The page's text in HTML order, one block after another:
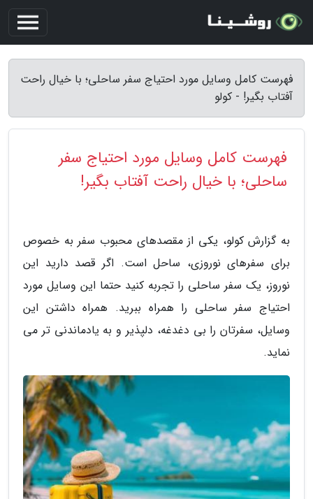
فهرست کامل وسایل مورد احتیاج سفر ساحلی؛ با خیال راحت
آفتاب بگیر! - کولو
فهرست کامل وسایل مورد احتیاج سفر
ساحلی؛ با خیال راحت آفتاب بگیر!
به گزارش کولو، یکی از مقصدهای محبوب سفر به خصوص
برای سفرهای نوروزی، ساحل است. اگر قصد دارید این
نوروز، یک سفر ساحلی را تجربه کنید حتما این وسایل مورد
احتیاج سفر ساحلی را همراه ببرید. همراه داشتن این
وسایل، سفرتان را بی دغدغه، دلپذیر و به یادماندنی تر می
نماید.